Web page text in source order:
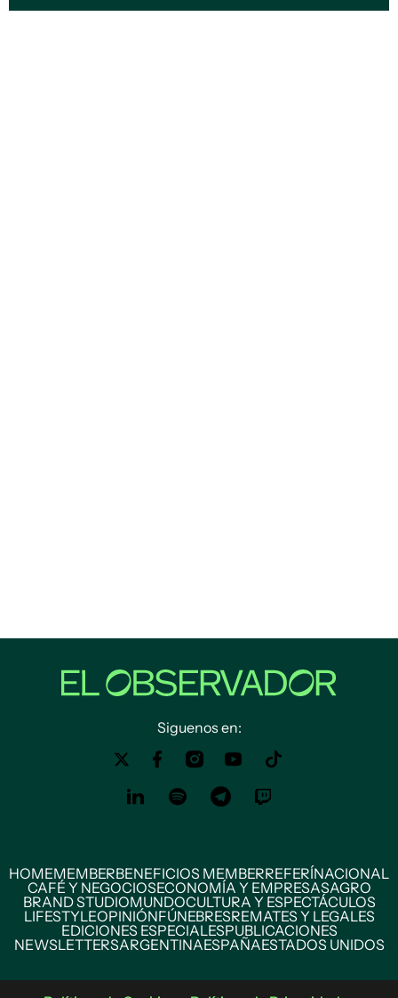
Siguenos en:
HOMEMEMBERBENEFICIOS MEMBERREFERÍNACIONAL
CAFÉ Y NEGOCIOSECONOMÍA Y EMPRESASAGRO
BRAND STUDIOMUNDOCULTURA Y ESPECTÁCULOS
LIFESTYLEOPINIÓNFÚNEBRESREMATES Y LEGALES
EDICIONES ESPECIALESPUBLICACIONES
NEWSLETTERSARGENTINAESPAÑAESTADOS UNIDOS